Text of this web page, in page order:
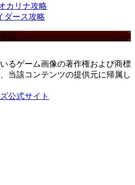
カリナ攻略
ダース攻略
記
るゲーム画像の著作権および商標
当該コンテンツの提供元に帰属し
公式サイト